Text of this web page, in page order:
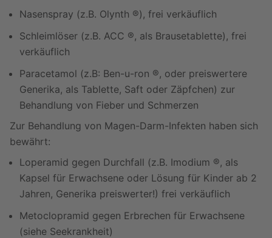
Nasenspray (z.B. Olynth ®), frei verkäuflich
Schleimlöser (z.B. ACC ®, als Brausetablette), frei
verkäuflich
Paracetamol (z.B: Ben-u-ron ®, oder preiswertere
Generika, als Tablette, Saft oder Zäpfchen) zur
Behandlung von Fieber und Schmerzen
Zur Behandlung von Magen-Darm-Infekten haben sich
bewährt:
Loperamid gegen Durchfall (z.B. Imodium ®, als
Kapsel für Erwachsene oder Lösung für Kinder ab 2
Jahren, Generika preiswerter!) frei verkäuflich
Metoclopramid gegen Erbrechen für Erwachsene
(siehe Seekrankheit)